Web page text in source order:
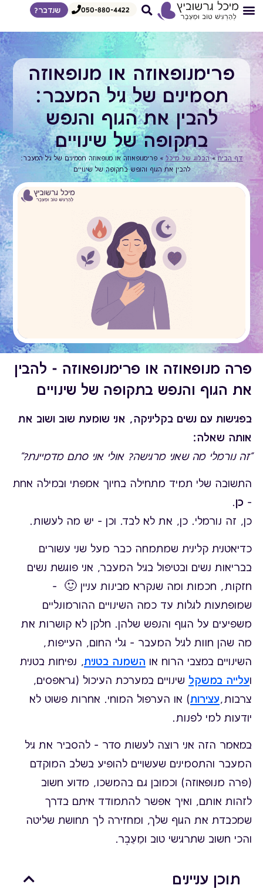
050-880-4422 שנדבר?
פרימנופאוזה או מנופאוזה
תסמינים של גיל המעבר:
להבין את הגוף והנפש
בתקופה של שינויים
דף הבית»הבלוג של מיכל »פרימנופאוזה או מנופאוזה תסמינים של גיל המעבר:
להבין את הגוף והנפש בתקופה של שינויים
פרה מנופאוזה או פרימנופאוזה - להבין
את הגוף והנפש בתקופה של שינויים
בפגישות עם נשים בקליניקה, אני שומעת שוב ושוב את
אותה שאלה:
"זה נורמלי מה שאני מרגישה? אולי אני סתם מדמיינת?"
התשובה שלי תמיד מתחילה בחיוך אמפתי ובמילה אחת
– כן.
כן, זה נורמלי. כן, את לא לבד. וכן – יש מה לעשות.
כדיאטנית קלינית שמתמחה כבר מעל שני עשורים
בבריאות נשים ובטיפול בגיל המעבר, אני פוגשת נשים
חזקות, חכמות ומה שנקרא מבינות עניין 🙂 –
שמופתעות לגלות עד כמה השינויים ההורמונליים
משפיעים על הגוף והנפש שלהן. חלקן לא קושרות את
מה שהן חוות לגיל המעבר – גלי החום, העייפות,
השינויים במצבי הרוח או השמנה בטנית, נפיחות בטנית
ועלייה במשקל שינויים במערכת העיכול (גראפסים,
צרבות,עצירות) או הערפול המוחי. אחרות פשוט לא
יודעות למי לפנות.
במאמר הזה אני רוצה לעשות סדר – להסביר את גיל
המעבר והתסמינים שעשויים להופיע בשלב המוקדם
(פרה מנופאוזה) וכמובן גם בהמשכו, מדוע חשוב
לזהות אותם, ואיך אפשר להתמודד איתם בדרך
שמכבדת את הגוף שלך, ומחזירה לך תחושת שליטה
והכי חשוב שתרגישי טוב ומֵעֵבֶר.
תוכן עניינים